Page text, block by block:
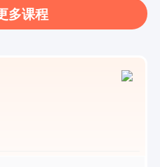
多课程